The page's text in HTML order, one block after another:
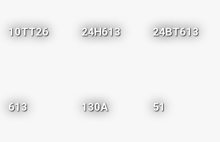
10TT26 24H613 24BT613
613 130A 51